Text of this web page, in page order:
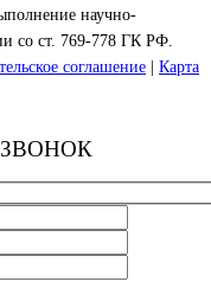
научно-
со ст. 769-778 ГК РФ.
соглашение
Карта